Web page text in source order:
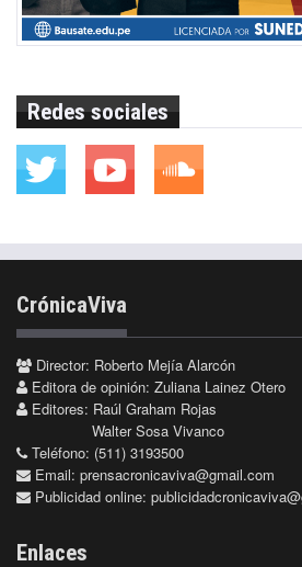
Redes sociales
CrónicaViva
Director: Roberto Mejía Alarcón
Editora de opinión: Zuliana Lainez Otero
Editores: Raúl Graham Rojas
Walter Sosa Vivanco
Teléfono: (511) 3193500
Email: prensacronicaviva@gmail.com
Publicidad online:
Enlaces